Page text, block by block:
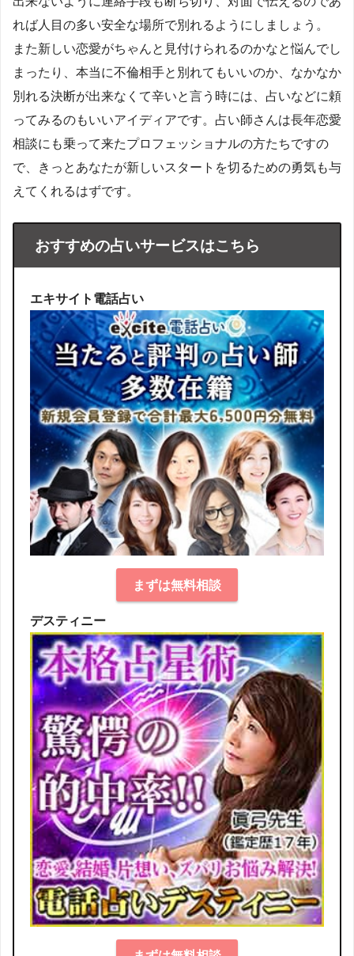
れば人目の多い安全な場所で別れるようにしましょう。
また新しい恋愛がちゃんと見付けられるのかなと悩んでし
まったり、本当に不倫相手と別れてもいいのか、なかなか
別れる決断が出来なくて辛いと言う時には、占いなどに頼
ってみるのもいいアイディアです。占い師さんは長年恋愛
相談にも乗って来たプロフェッショナルの方たちですの
で、きっとあなたが新しいスタートを切るための勇気も与
えてくれるはずです。
おすすめの占いサービスはこちら
エキサイト電話占い
まずは無料相談
デスティニー